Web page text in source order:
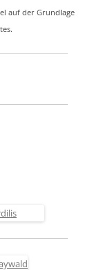
auf der Grundlage